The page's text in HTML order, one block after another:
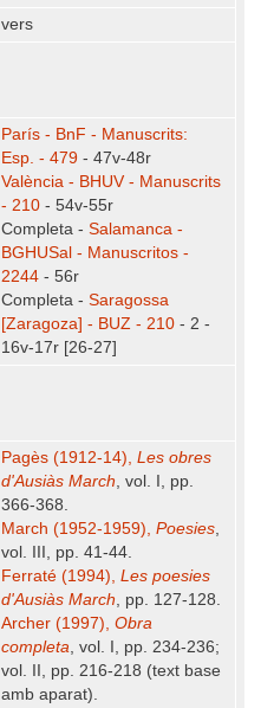
vers
París - BnF - Manuscrits:
Esp. - 479 - 47v-48r
València - BHUV - Manuscrits
- 210 - 54v-55r
Completa - Salamanca -
BGHUSal - Manuscritos -
2244 - 56r
Completa - Saragossa
[Zaragoza] - BUZ - 210 - 2 -
16v-17r [26-27]
Pagès (1912-14), Les obres
d'Ausiàs March, vol. I, pp.
366-368.
March (1952-1959), Poesies,
vol. III, pp. 41-44.
Ferraté (1994), Les poesies
d'Ausiàs March, pp. 127-128.
Archer (1997), Obra
completa, vol. I, pp. 234-236;
vol. II, pp. 216-218 (text base
amb aparat).